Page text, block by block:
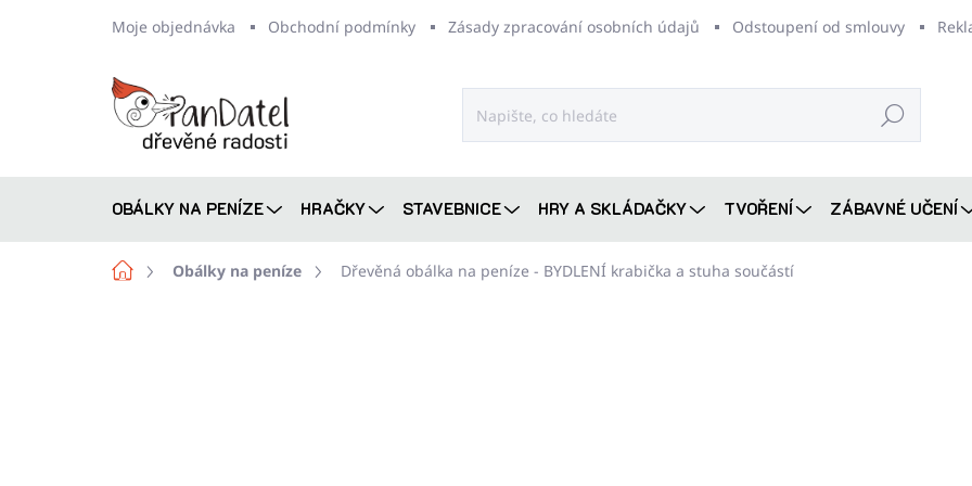
Moje objednávka Obchodní podmínky Zásady zpracování osobních údajů Odstoupení od smlouvy
Hledat
OBÁLKY NA PENÍZE HRAČKY STAVEBNICE HRY A SKLÁDAČKY TVOŘENÍ ZÁBAVNÉ UČENÍ
DomůObálky na peníze Dřevěná obálka na peníze - BYDLENÍ krabička a stuha součástí